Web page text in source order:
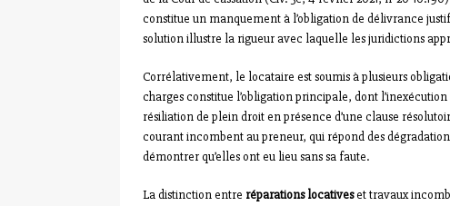
constitue un manquement à l’obligation de délivrance
solution illustre la rigueur avec laquelle les juridictions
Corrélativement, le locataire est soumis à plusieurs
charges constitue l’obligation principale, dont
résiliation de plein droit en présence d’une clause
courant incombent au preneur, qui répond des
démontrer qu’elles ont eu lieu sans sa faute.
La distinction entre réparations locativeset travaux